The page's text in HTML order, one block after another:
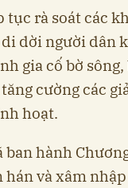
rà soát các
dời người dân
gia cố bờ sông,
cường các
hoạt.
ban hành
và xâm